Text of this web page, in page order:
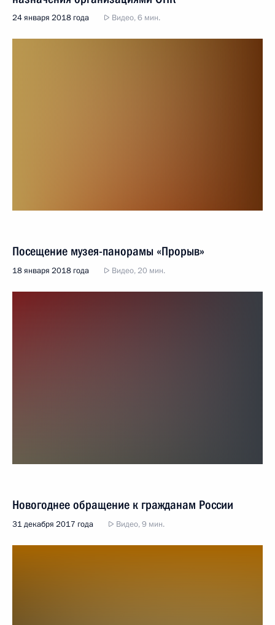
24 января 2018 года Видео, 6 мин.
Посещение музея-панорамы «Прорыв»
18 января 2018 года Видео, 20 мин.
Новогоднее обращение к гражданам России
31 декабря 2017 года Видео, 9 мин.